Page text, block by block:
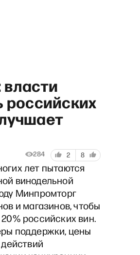
284 2 8
лет пытаются
винодельной
Минпромторг
и магазинов, чтобы
российских вин.
поддержки, цены
Максимом